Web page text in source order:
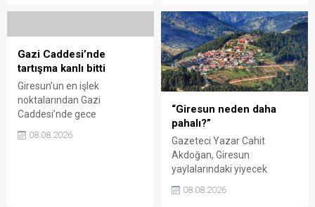
Kadın El Emeği Pazarı'nın
süresi de 16 Ağustos'a
kadar uzatıldı.
eleştirdi. Taşgöz, üreticinin
emeğinin karşılığını
alamadığını savunarak,
Giresun milletvekillerini
sessiz kalmakla suçladı.
Gazi Caddesi’nde
tartışma kanlı bitti
Giresun’un en işlek
noktalarından Gazi
Caddesi’nde gece
kavgada A.E. ayağından
08.08.2026
“Giresun neden daha
pahalı?”
Gazeteci Yazar Cahit
Akdoğan, Giresun
yaylalarındaki yiyecek
belirgin biçimde yüksek
08.08.2026